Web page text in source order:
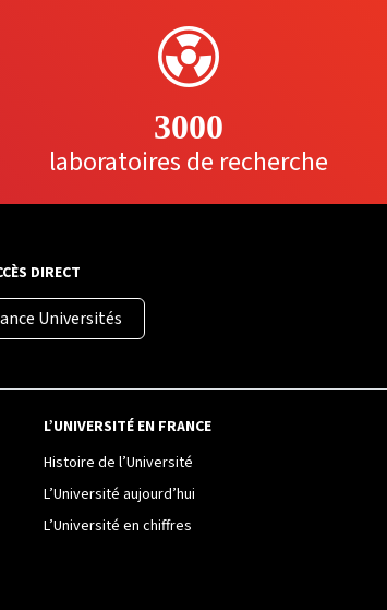
3000
laboratoires de recherche
DIRECT
Universités
L’UNIVERSITÉ EN FRANCE
Histoire de l’Université
L’Université aujourd’hui
L’Université en chiffres